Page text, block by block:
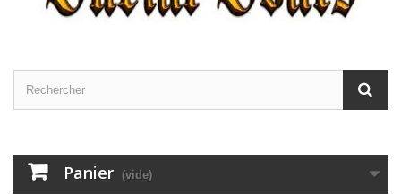
Panier (vide)